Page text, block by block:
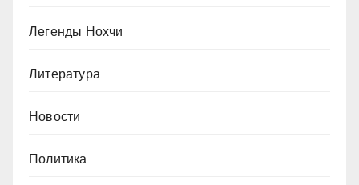
Легенды Нохчи
Литература
Новости
Политика